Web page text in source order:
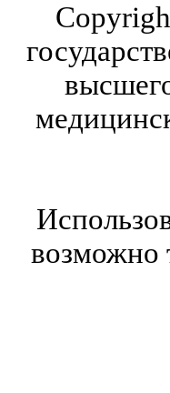
возможно